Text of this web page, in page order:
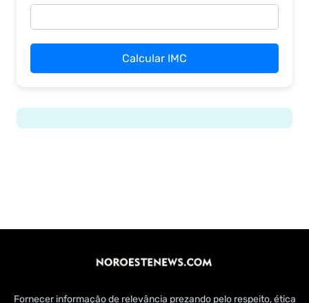
Calcular IMC
Fornecer informação de relevância prezando pelo respeito, ética